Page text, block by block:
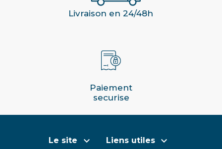
Livraison en 24/48h
Paiement
securise
Le site  Liens utiles 